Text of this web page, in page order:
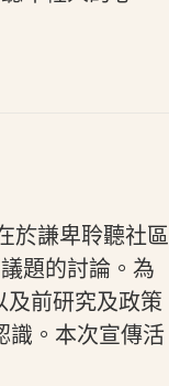
於謙卑聆聽社區
題的討論。為
及前研究及政策
識。本次宣傳活